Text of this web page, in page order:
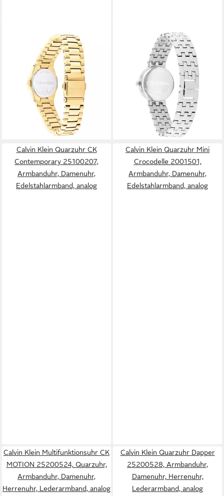
Quarzuhr Geometric Elegance
25100142, Armbanduhr,
Damenuhr, Edelstahlarmband,
analog
155,95 €
UVP 199,00 €
lieferbar - in 1-2 Werktagen bei dir
Quarzuhr FORME 25100186,
Armbanduhr, Damenuhr,
Edelstahlarmband, analog
107,12 € UVP 119,00 €
lieferbar - in 1-2 Werktagen bei dir
Calvin Klein Quarzuhr CK
Contemporary 25100207,
Armbanduhr, Damenuhr,
Edelstahlarmband, analog
Calvin Klein Quarzuhr Mini
Crocodelle 2001501,
Armbanduhr, Damenuhr,
Edelstahlarmband, analog
Calvin Klein Multifunktionsuhr CK
MOTION 25200524, Quarzuhr,
Armbanduhr, Damenuhr,
Herrenuhr, Lederarmband, analog
Calvin Klein Quarzuhr Dapper
25200528, Armbanduhr,
Damenuhr, Herrenuhr,
Lederarmband, analog